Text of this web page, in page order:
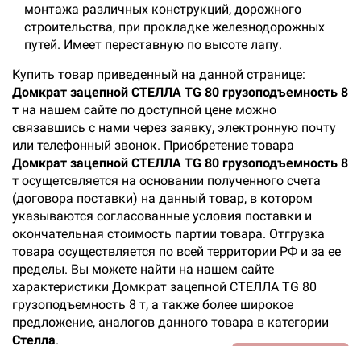
монтажа различных конструкций, дорожного
строительства, при прокладке железнодорожных
путей. Имеет переставную по высоте лапу.
Купить товар приведенный на данной странице:
Домкрат зацепной СТЕЛЛА TG 80 грузоподъемность 8
т на нашем сайте по доступной цене можно
связавшись с нами через заявку, электронную почту
или телефонный звонок. Приобретение товара
Домкрат зацепной СТЕЛЛА TG 80 грузоподъемность 8
т осущетсвляется на основании полученного счета
(договора поставки) на данный товар, в котором
указываются согласованные условия поставки и
окончательная стоимость партии товара. Отгрузка
товара осуществляется по всей территории РФ и за ее
пределы. Вы можете найти на нашем сайте
характеристики Домкрат зацепной СТЕЛЛА TG 80
грузоподъемность 8 т, а также более широкое
предложение, аналогов данного товара в категории
Стелла.